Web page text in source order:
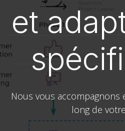
et
Nous vous accompagnons
long de